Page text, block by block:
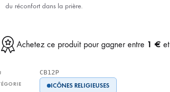
du réconfort dans la prière.
Achetez ce produit pour gagner entre 1 €et
CB12P
ICÔNES RELIGIEUSES